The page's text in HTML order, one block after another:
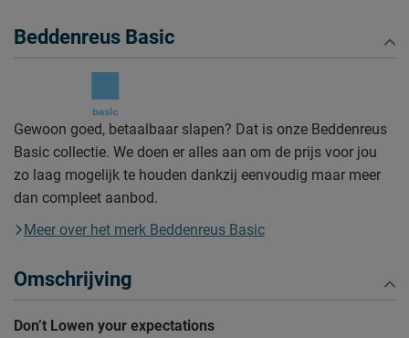
Beddenreus Basic
Gewoon goed, betaalbaar slapen? Dat is onze Beddenreus
Basic collectie. We doen er alles aan om de prijs voor jou
zo laag mogelijk te houden dankzij eenvoudig maar meer
dan compleet aanbod.
Meer over het merk Beddenreus Basic
Omschrijving
Don’t Lowen your expectations